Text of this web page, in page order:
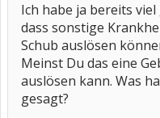
Ich habe ja bereits
dass sonstige
Schub auslösen
Meinst Du das eine
auslösen kann. Was
gesagt?